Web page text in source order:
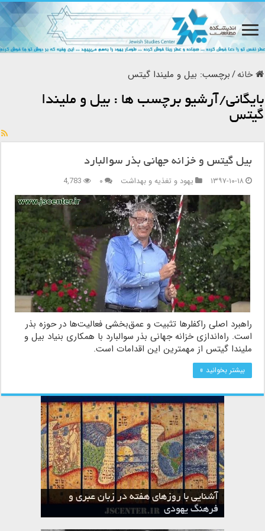
خانه/برچسب: بیل و ملیندا گیتس
بایگانی/آرشیو برچسب ها :بیل و ملیندا
گیتس
بیل گیتس و خزانه جهانی بذر سوالبارد
۱۳۹۷-۱۰-۱۸
یهود و تغذیه و بهداشت ۰ 4,783
راهبرد اصلی راکفلرها تثبیت و عمق‌بخشی فعالیت‌ها در حوزه بذر
است. راه‌اندازی خزانه جهانی بذر سوالبارد با همکاری بنیاد بیل و
ملیندا گیتس از مهمترین این اقدامات است.
بیشتر بخوانید »
آشنایی با روزهای هفته در زبان عبری و
فرهنگ یهودی
ماه نیسان در تقویم عبری و میراث یهود
تقویم عبری
ماه شواط در تقویم عبری و میراث یهود
ماه طوت در تقویم عبری و میراث یهود
ماه حشوان در تقویم عبری و میراث یهود
ماه تیشری در تقویم عبری و میراث یهود
ماه الول در تقویم عبری و میراث یهود